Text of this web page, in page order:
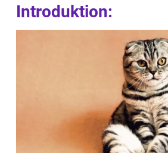
Introduktion: